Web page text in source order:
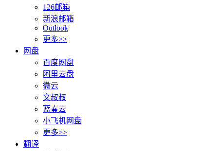
126邮箱
新浪邮箱
Outlook
更多>>
网盘
百度网盘
阿里云盘
微云
文叔叔
蓝奏云
小飞机网盘
更多>>
翻译